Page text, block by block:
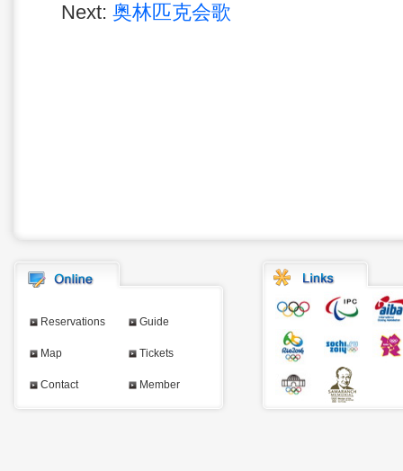
Next: 奥林匹克会歌
Reservations Guide
Map Tickets
Contact Member